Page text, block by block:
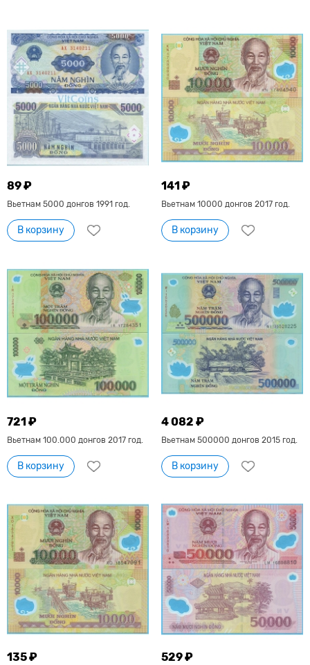
89 ₽
Вьетнам 5000 донгов 1991 год.
В корзину
141 ₽
Вьетнам 10000 донгов 2017 год.
В корзину
721 ₽
Вьетнам 100.000 донгов 2017 год.
В корзину
4 082 ₽
Вьетнам 500000 донгов 2015 год.
В корзину
135 ₽ 529 ₽